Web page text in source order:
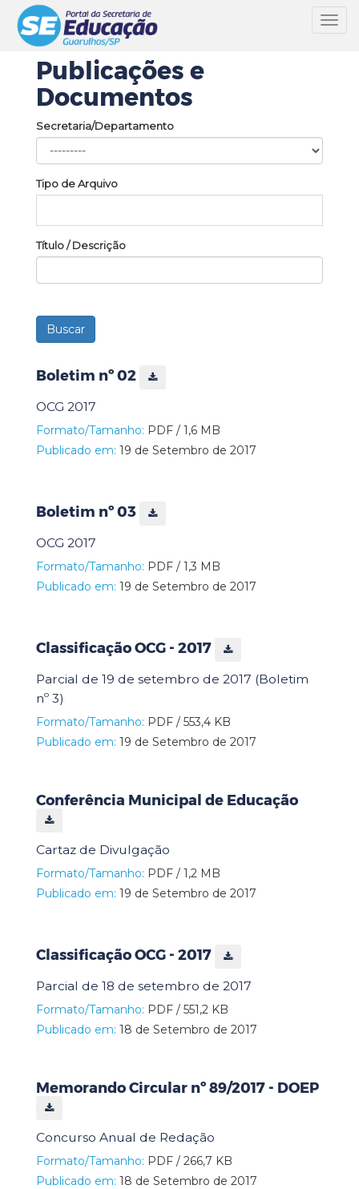
Publicações e
Documentos
Secretaria/Departamento
Tipo de Arquivo
Título / Descrição
Boletim nº 02
OCG 2017
Formato/Tamanho: PDF / 1,6 MB
Publicado em: 19 de Setembro de 2017
Boletim nº 03
OCG 2017
Formato/Tamanho: PDF / 1,3 MB
Publicado em: 19 de Setembro de 2017
Classificação OCG - 2017
Parcial de 19 de setembro de 2017 (Boletim
nº 3)
Formato/Tamanho: PDF / 553,4 KB
Publicado em: 19 de Setembro de 2017
Conferência Municipal de Educação
Cartaz de Divulgação
Formato/Tamanho: PDF / 1,2 MB
Publicado em: 19 de Setembro de 2017
Classificação OCG - 2017
Parcial de 18 de setembro de 2017
Formato/Tamanho: PDF / 551,2 KB
Publicado em: 18 de Setembro de 2017
Memorando Circular nº 89/2017 - DOEP
Concurso Anual de Redação
Formato/Tamanho: PDF / 266,7 KB
Publicado em: 18 de Setembro de 2017